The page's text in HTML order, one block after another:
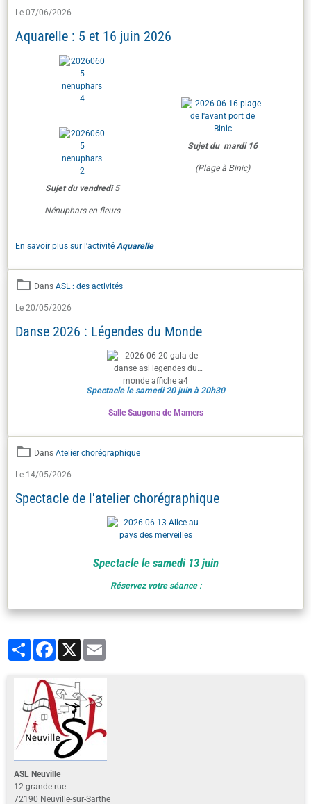
Le 07/06/2026
Aquarelle : 5 et 16 juin 2026
Sujet du vendredi 5
Nénuphars en fleurs
Sujet du mardi 16
(Plage à Binic)
En savoir plus sur l'activité Aquarelle
Dans ASL : des activités
Le 20/05/2026
Danse 2026 : Légendes du Monde
Spectacle le samedi 20 juin à 20h30
Salle Saugona de Mamers
Dans Atelier chorégraphique
Le 14/05/2026
Spectacle de l'atelier chorégraphique
Spectacle le samedi 13 juin
Réservez votre séance :
PartagerFacebook
ASL Neuville
12 grande rue
72190 Neuville-sur-Sarthe